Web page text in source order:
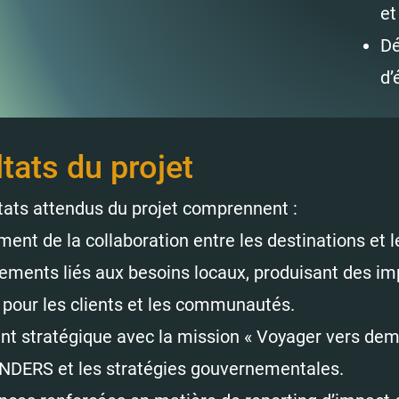
du projet
attendus du projet comprennent :
de la collaboration entre les destinations et
liés aux besoins locaux, produisant des
les clients et les communautés.
stratégique avec la mission « Voyager vers
et les stratégies gouvernementales.